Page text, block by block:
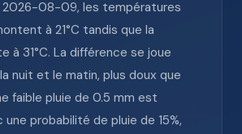
2026-08-09, les températures
à 21°C tandis que la
à 31°C. La différence se joue
nuit et le matin, plus doux que
faible pluie de 0.5 mm est
une probabilité de pluie de 15%,